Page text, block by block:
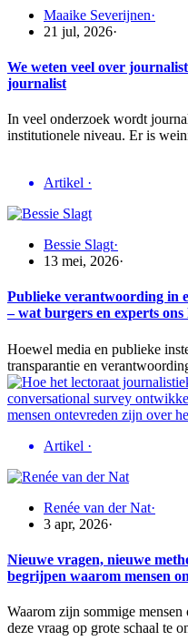
Maaike Severijnen·
21 jul, 2026·
We weten veel over
journalist
In veel onderzoek wordt
institutionele niveau. Er is
Artikel ·
Bessie Slagt·
13 mei, 2026·
Publieke verantwoording in
– wat burgers en experts ons
Hoewel media en publieke
transparantie en
Artikel ·
Renée van der Nat·
3 apr, 2026·
Nieuwe vragen, nieuwe
begrijpen waarom mensen
Waarom zijn sommige
deze vraag op grote schaal te